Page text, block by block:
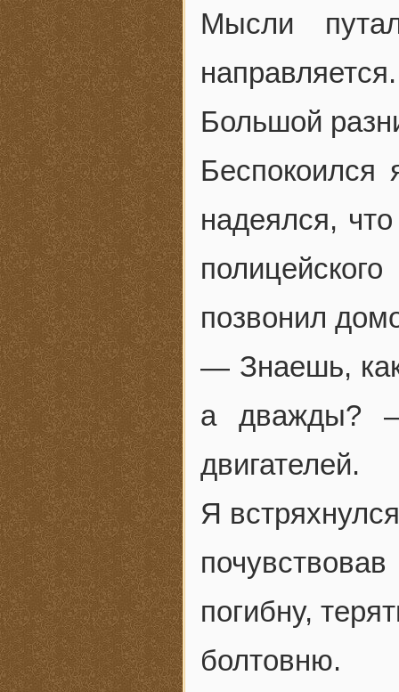
Мысли
Большой
надеялся,
позвонил
— Знаешь,
а дважды?
двигателей.
Я
погибну,
болтовню.